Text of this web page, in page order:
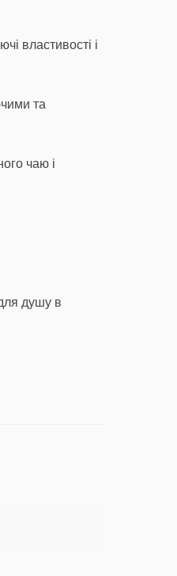
властивості і
та
чаю і
душу в